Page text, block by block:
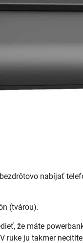
nabíjať
(tvárou).
že máte
ruke ju takmer